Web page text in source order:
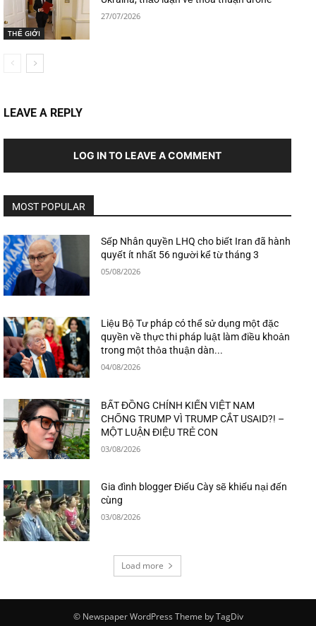
THẾ GIỚI
27/07/2026
LEAVE A REPLY
LOG IN TO LEAVE A COMMENT
MOST POPULAR
Sếp Nhân quyền LHQ cho biết Iran đã hành
quyết ít nhất 56 người kể từ tháng 3
05/08/2026
Liệu Bộ Tư pháp có thể sử dụng một đặc
quyền về thực thi pháp luật làm điều khoản
trong một thỏa thuận dàn...
04/08/2026
BẤT ĐỒNG CHÍNH KIẾN VIỆT NAM
CHỐNG TRUMP VÌ TRUMP CẮT USAID?! –
MỘT LUẬN ĐIỆU TRẺ CON
03/08/2026
Gia đình blogger Điếu Cày sẽ khiếu nại đến
cùng
03/08/2026
Load more
© Newspaper WordPress Theme by TagDiv